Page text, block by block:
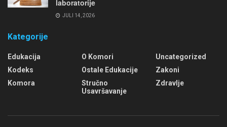
laboratorije
JULI 14, 2026
Kategorije
Edukacija
Kodeks
Komora
O Komori
Ostale Edukacije
Stručno
Usavršavanje
Uncategorized
Zakoni
Zdravlje